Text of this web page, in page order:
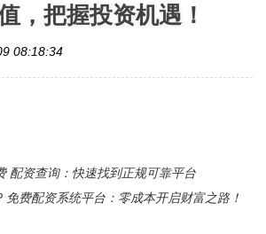
，把握投资机遇！
08:18:34
配资查询：快速找到正规可靠平台
免费配资系统平台：零成本开启财富之路！